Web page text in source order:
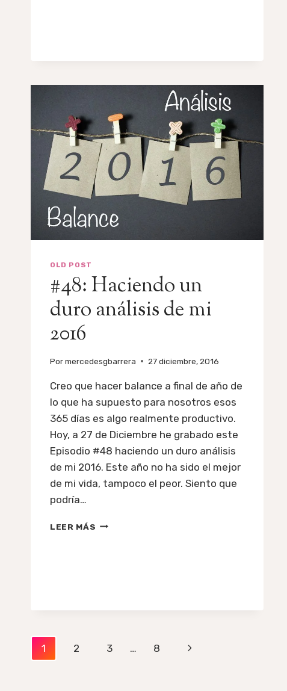
OLD POST
#48: Haciendo un
duro análisis de mi
2016
Pormercedesgbarrera 27 diciembre, 2016
Creo que hacer balance a final de año de
lo que ha supuesto para nosotros esos
365 días es algo realmente productivo.
Hoy, a 27 de Diciembre he grabado este
Episodio #48 haciendo un duro análisis
de mi 2016. Este año no ha sido el mejor
de mi vida, tampoco el peor. Siento que
podría…
LEER MÁS #48:
2016
Navegación
1 2 3 … 8
Siguiente